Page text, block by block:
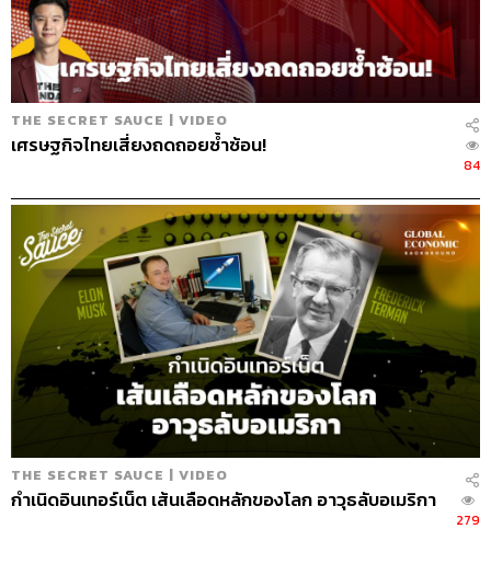
THE SECRET SAUCE | VIDEO
เศรษฐกิจไทยเสี่ยงถดถอยซ้ำซ้อน!
84
THE SECRET SAUCE | VIDEO
กำเนิดอินเทอร์เน็ต เส้นเลือดหลักของโลก อาวุธลับอเมริกา
279